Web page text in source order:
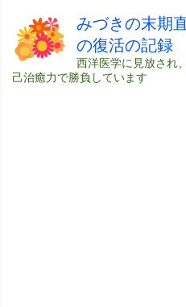
みづきの末期
の復活の記録
西洋医学に見放され
己治癒力で勝負しています